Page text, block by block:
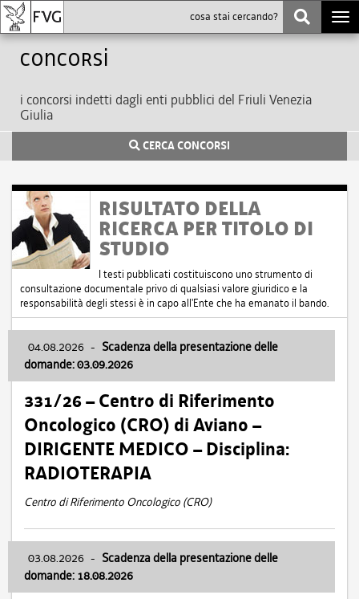
Concorsi
i concorsi indetti dagli enti pubblici del Friuli Venezia
Giulia
CERCA CONCORSI
RISULTATO DELLA
RICERCA PER TITOLO DI
STUDIO
I testi pubblicati costituiscono uno strumento di
consultazione documentale privo di qualsiasi valore giuridico e la
responsabilità degli stessi è in capo all'Ente che ha emanato il bando.
04.08.2026 - Scadenza della presentazione delle
domande: 03.09.2026
331/26 – Centro di Riferimento
Oncologico (CRO) di Aviano –
DIRIGENTE MEDICO – Disciplina:
RADIOTERAPIA
Centro di Riferimento Oncologico (CRO)
03.08.2026 - Scadenza della presentazione delle
domande: 18.08.2026